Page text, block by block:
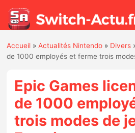
Actualités
Jeux
Accueil »Actualités Nintendo » Divers
de 1000 employés et ferme trois
Epic Games
de 1000
trois modes de